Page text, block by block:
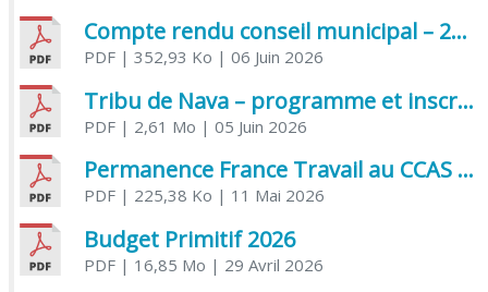
Compte rendu conseil municipal – 21 avril 2026
PDF| 352,93 Ko | 06 Juin 2026
Tribu de Nava – programme et inscriptions été 2026
PDF| 2,61 Mo | 05 Juin 2026
Permanence France Travail au CCAS de Saujon Juin 2026
PDF| 225,38 Ko | 11 Mai 2026
Budget Primitif 2026
PDF| 16,85 Mo | 29 Avril 2026